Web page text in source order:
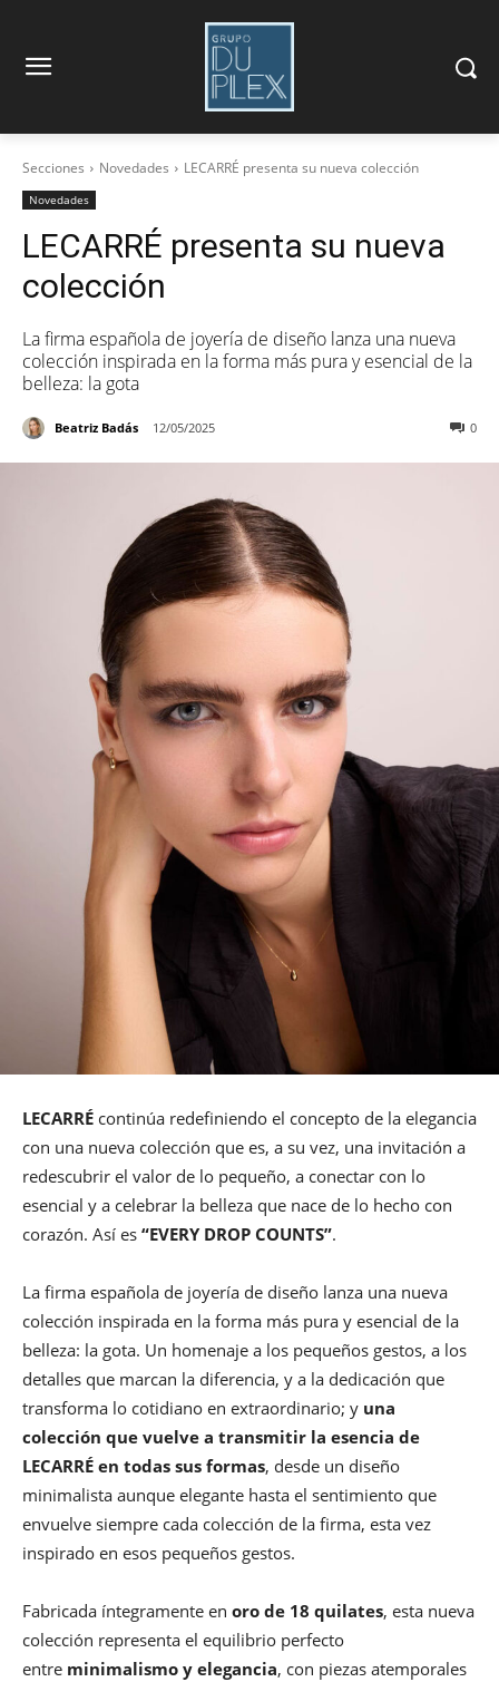
Secciones Novedades LECARRÉ presenta su nueva colección
Novedades
LECARRÉ presenta su nueva
colección
La firma española de joyería de diseño lanza una nueva
colección inspirada en la forma más pura y esencial de la
belleza: la gota
Beatriz Badás 12/05/2025 0
LECARRÉ continúa redefiniendo el concepto de la elegancia
con una nueva colección que es, a su vez, una invitación a
redescubrir el valor de lo pequeño, a conectar con lo
esencial y a celebrar la belleza que nace de lo hecho con
corazón. Así es “EVERY DROP COUNTS”.
La firma española de joyería de diseño lanza una nueva
colección inspirada en la forma más pura y esencial de la
belleza: la gota. Un homenaje a los pequeños gestos, a los
detalles que marcan la diferencia, y a la dedicación que
transforma lo cotidiano en extraordinario; y una
colección que vuelve a transmitir la esencia de
LECARRÉ en todas sus formas, desde un diseño
minimalista aunque elegante hasta el sentimiento que
envuelve siempre cada colección de la firma, esta vez
inspirado en esos pequeños gestos.
Fabricada íntegramente en oro de 18 quilates, esta nueva
colección representa el equilibrio perfecto
entre minimalismo y elegancia, con piezas atemporales